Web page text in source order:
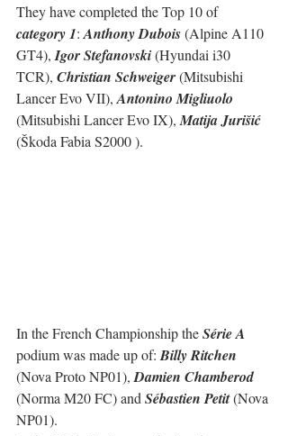
They have completed the Top 10 of
category 1: Anthony Dubois (Alpine A110
GT4), Igor Stefanovski (Hyundai i30
TCR), Christian Schweiger (Mitsubishi
Lancer Evo VII), Antonino Migliuolo
(Mitsubishi Lancer Evo IX), Matija Jurišić
(Škoda Fabia S2000 ).
In the French Championship the Série A
podium was made up of: Billy Ritchen
(Nova Proto NP01), Damien Chamberod
(Norma M20 FC) and Sébastien Petit (Nova
NP01).